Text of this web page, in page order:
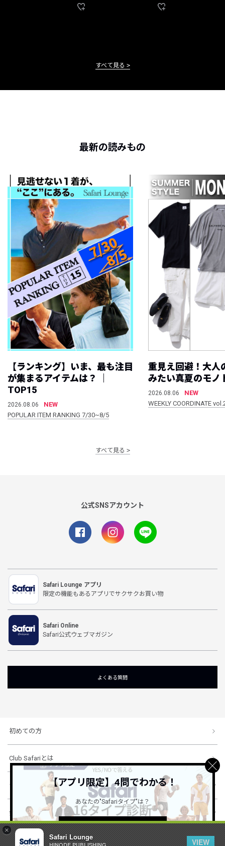
×
Safari Lounge
VIEW
すべて見る
最新の読みもの
【ランキング】いま、最も注目
が集まるアイテムは？ ｜
TOP15
2026.08.06
NEW
POPULAR ITEM RANKING 7/30~8/5
重見え回避！大人
みたい真夏のモノ
2026.08.06
NEW
WEEKLY COORDINATE
すべて見る
公式SNSアカウント
Safari Lounge アプリ
限定の機能もあるアプリでサクサクお買い物
Safari Online
Safari公式ウェブマガジン
よくある質問
初めての方
Club Safariとは
ショッピングガイド
会社概要・規約
【アプリ限定】4問でわかる！
あなたの"Safariタイプ"は？
詳しくはこちら ＞